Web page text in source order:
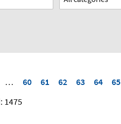
… 60 61 62 63 64 65
1475